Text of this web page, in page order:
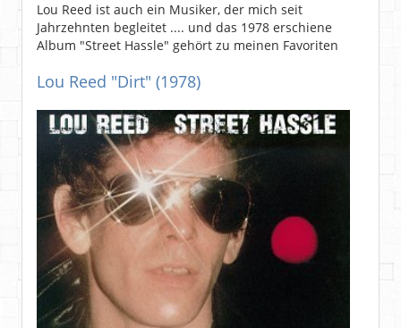
Lou Reed ist auch ein Musiker, der mich seit
Jahrzehnten begleitet .... und das 1978 erschiene
Album "Street Hassle" gehört zu meinen Favoriten
Lou Reed "Dirt" (1978)